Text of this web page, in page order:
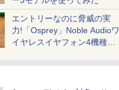
エントリーなのに脅威の実
力!「Osprey」Noble Audioワ
イヤレスイヤフォン4機種を